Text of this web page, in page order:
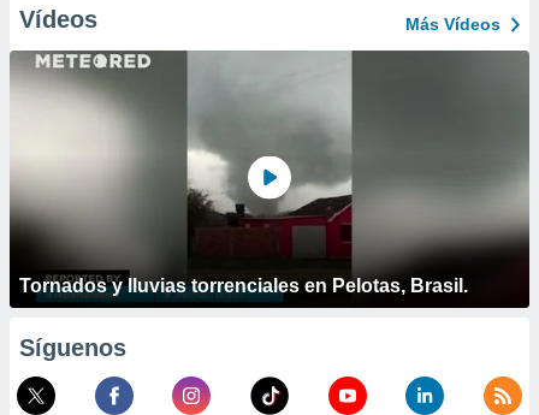
Vídeos Más Vídeos
Tornados y lluvias torrenciales en Pelotas, Brasil.
Síguenos